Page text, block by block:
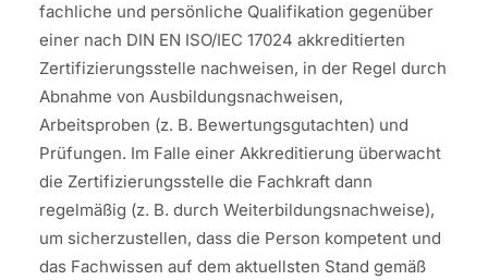
fachliche und persönliche Qualifikation gegenüber
einer nach DIN EN ISO/IEC 17024 akkreditierten
Zertifizierungsstelle nachweisen, in der Regel durch
Abnahme von Ausbildungsnachweisen,
Arbeitsproben (z. B. Bewertungsgutachten) und
Prüfungen. Im Falle einer Akkreditierung überwacht
die Zertifizierungsstelle die Fachkraft dann
regelmäßig (z. B. durch Weiterbildungsnachweise),
um sicherzustellen, dass die Person kompetent und
das Fachwissen auf dem aktuellsten Stand gemäß